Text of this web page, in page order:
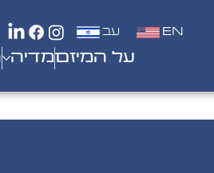
עב EN
על המיזםמדיה